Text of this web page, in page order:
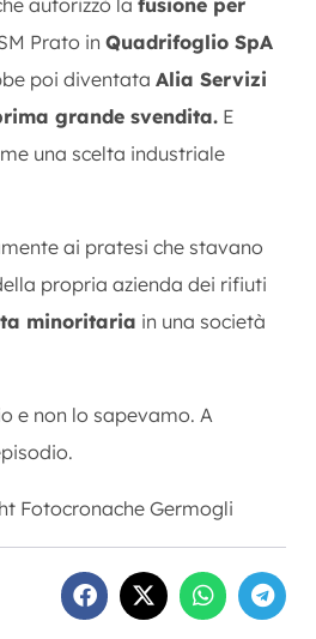
Prato in Quadrifoglio SpA
poi diventata Alia Servizi
grande svendita. E
una scelta industriale
ai pratesi che stavano
propria azienda dei rifiuti
minoritaria in una società
e non lo sapevamo. A
Fotocronache Germogli